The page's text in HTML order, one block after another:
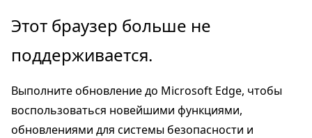
Пропустить
перейти
основному
содержимому
Этот браузер больше не
поддерживается.
Выполните обновление до Microsoft Edge, чтобы
воспользоваться новейшими функциями,
обновлениями для системы безопасности и